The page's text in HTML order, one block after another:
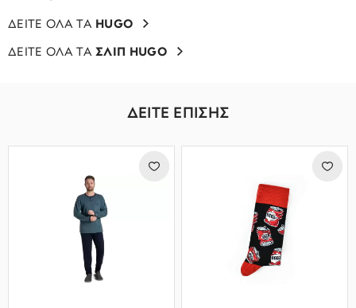
ΔΕΙΤΕ ΟΛΑ ΤΑ HUGO
ΔΕΙΤΕ ΟΛΑ ΤΑΣΛΙΠ HUGO
ΔΕΙΤΕ ΕΠΙΣΗΣ